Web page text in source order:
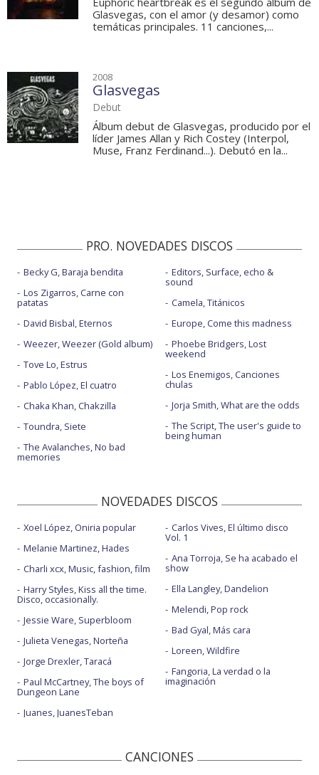
Glasvegas, con el amor (y desamor) como
temáticas principales. 11 canciones,...
2008
Glasvegas
Debut
Álbum debut de Glasvegas, producido por el
líder James Allan y Rich Costey (Interpol,
Muse, Franz Ferdinand...). Debutó en la...
PRO. NOVEDADES DISCOS
Becky G, Baraja bendita
Los Zigarros, Carne con
patatas
David Bisbal, Eternos
Weezer, Weezer (Gold album)
Tove Lo, Estrus
Pablo López, El cuatro
Chaka Khan, Chakzilla
Toundra, Siete
The Avalanches, No bad
memories
Editors, Surface, echo &
sound
Camela, Titánicos
Europe, Come this madness
Phoebe Bridgers, Lost
weekend
Los Enemigos, Canciones
chulas
Jorja Smith, What are the odds
The Script, The user's guide to
being human
NOVEDADES DISCOS
Xoel López, Oniria popular
Melanie Martinez, Hades
Charli xcx, Music, fashion, film
Harry Styles, Kiss all the time.
Disco, occasionally.
Jessie Ware, Superbloom
Julieta Venegas, Norteña
Jorge Drexler, Taracá
Paul McCartney, The boys of
Dungeon Lane
Juanes, JuanesTeban
Carlos Vives, El último disco
Vol. 1
Ana Torroja, Se ha acabado el
show
Ella Langley, Dandelion
Melendi, Pop rock
Bad Gyal, Más cara
Loreen, Wildfire
Fangoria, La verdad o la
imaginación
CANCIONES